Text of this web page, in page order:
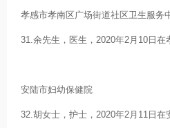
孝感市孝南区广场街道社区卫生服务
31.余先生，医生，2020年2月10日
安陆市妇幼保健院
32.胡女士，护士，2020年2月11日在